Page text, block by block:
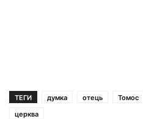
ТЕГИ думка отець Томос
церква